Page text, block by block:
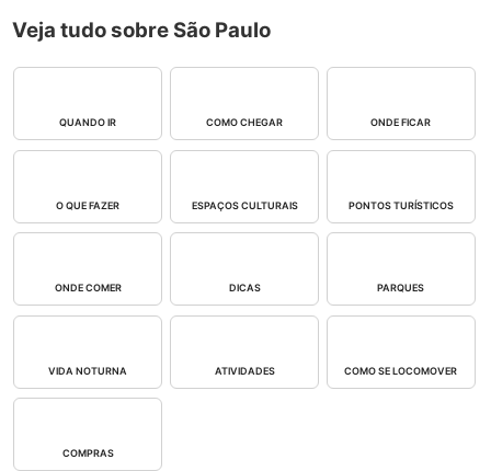
Veja tudo sobre São Paulo
QUANDO IR COMO CHEGAR ONDE FICAR
O QUE FAZER ESPAÇOS CULTURAIS PONTOS TURÍSTICOS
ONDE COMER DICAS PARQUES
VIDA NOTURNA ATIVIDADES COMO SE LOCOMOVER
COMPRAS